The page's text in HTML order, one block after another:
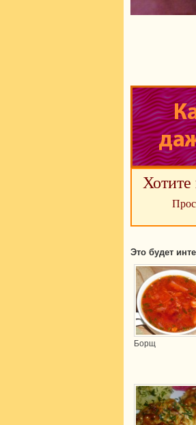
Это будет
Борщ